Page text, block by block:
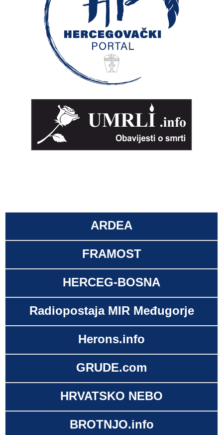
ARDEA
FRAMOST
HERCEG-BOSNA
Radiopostaja MIR Međugorje
Herons.info
GRUDE.com
HRVATSKO NEBO
BROTNJO.info